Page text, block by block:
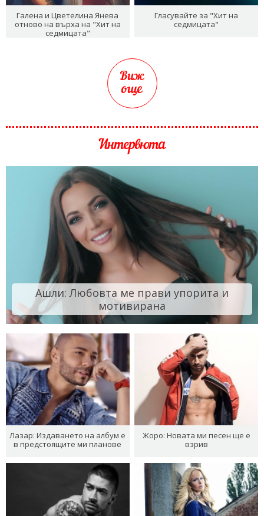
Галена и Цветелина Янева
отново на върха на "Хит на
седмицата"
Гласувайте за "Хит на
седмицата"
Виж
още
Интервюта
Ашли: Любовта ме прави упорита и
мотивирана
Лазар: Издаването на албум е
в предстоящите ми планове
Жоро: Новата ми песен ще е
взрив